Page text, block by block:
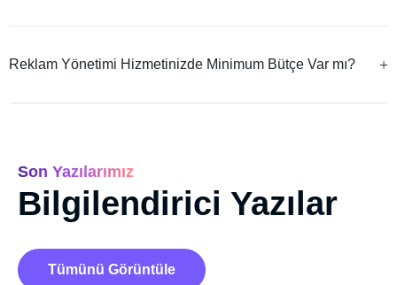
Reklam Yönetimi Hizmetinizde Minimum Bütçe Var mı?
Son Yazılarımız
Bilgilendirici Yazılar
Tümünü Görüntüle